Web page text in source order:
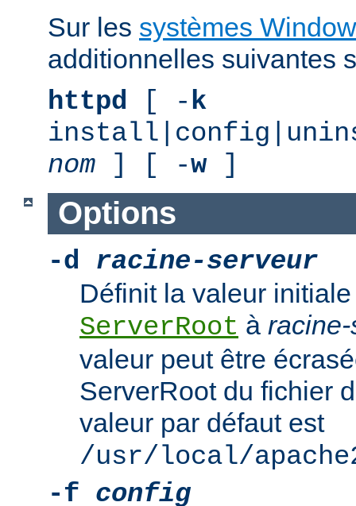
Sur les systèmes
additionnelles suivantes
httpd [ -k
nom ] [ -w]
Options
-d racine-serveur
Définit la valeur
ServerRoot à
valeur peut être
ServerRoot du fichier
valeur par défaut est
/usr/local/
-f config